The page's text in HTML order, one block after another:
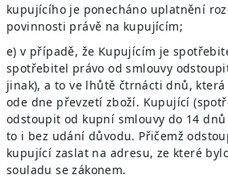
kupujícího je ponecháno uplatnění
povinnosti právě na kupujícím;
e) v případě, že Kupujícím je
spotřebitel právo od smlouvy
jinak), a to ve lhůtě čtrnácti dnů,
ode dne převzetí zboží. Kupující
odstoupit od kupní smlouvy do 14
to i bez udání důvodu. Přičemž
kupující zaslat na adresu, ze které
souladu se zákonem.